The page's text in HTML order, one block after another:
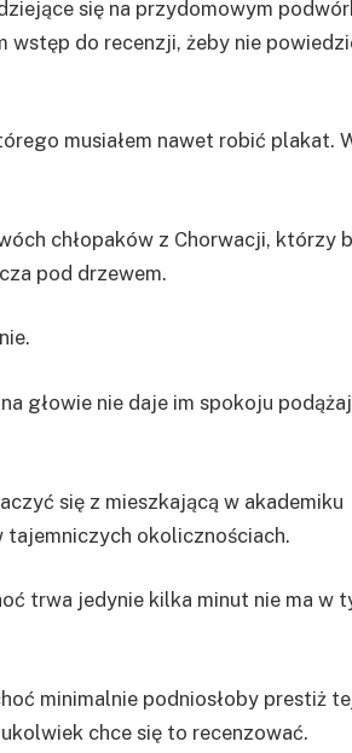
się na przydomowym
do recenzji, żeby nie
musiałem nawet robić plakat.
chłopaków z Chorwacji, którzy
pod drzewem.
głowie nie daje im spokoju
się z mieszkającą w akademiku
tajemniczych okolicznościach.
trwa jedynie kilka minut nie ma w
minimalnie podniosłoby prestiż
chce się to recenzować.